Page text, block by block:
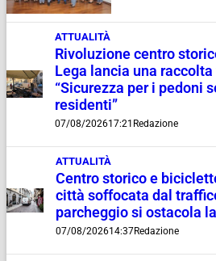
ATTUALITÀ
Rivoluzione centro
Lega lancia una
“Sicurezza per i pedoni
residenti”
07/08/202617:21 Redazione
ATTUALITÀ
Centro storico e
città soffocata dal
parcheggio si ostacola
07/08/202614:37Redazione